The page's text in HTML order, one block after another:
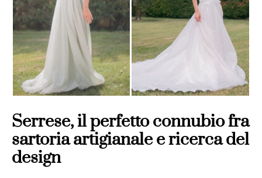
Serrese, il perfetto connubio fra
sartoria artigianale e ricerca del
design